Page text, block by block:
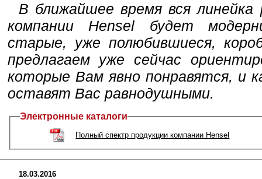
В ближайшее время вся линейка
компании Hensel будет
старые, уже полюбившиеся,
предлагаем уже сейчас
которые Вам явно понравятся, и
оставят Вас равнодушными.
Электронные каталоги
Полный спектр продукции компании Hensel
18.03.2016